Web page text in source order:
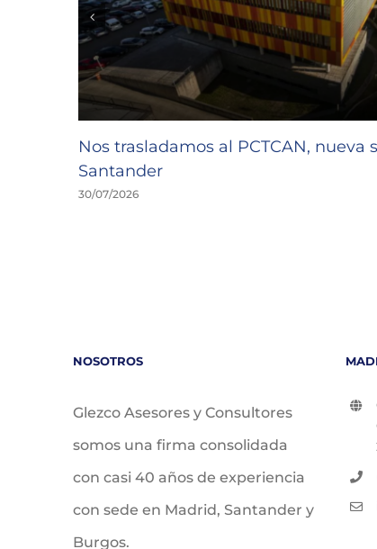
Nos trasladamos al PCTCAN, nueva
Santander
30/07/2026
NOSOTROS
Glezco Asesores y Consultores
somos una firma consolidada
con casi 40 años de experiencia
con sede en Madrid, Santander y
Burgos.